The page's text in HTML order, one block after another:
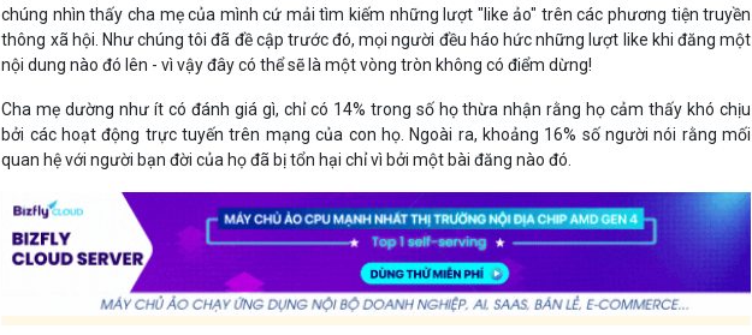
chúng nhìn thấy cha mẹ của mình cứ mải tìm kiếm những lượt "like ảo" trên các phương tiện truyền
thông xã hội. Như chúng tôi đã đề cập trước đó, mọi người đều háo hức những lượt like khi đăng một
nội dung nào đó lên - vì vậy đây có thể sẽ là một vòng tròn không có điểm dừng!
Cha mẹ dường như ít có đánh giá gì, chỉ có 14% trong số họ thừa nhận rằng họ cảm thấy khó chịu
bởi các hoạt động trực tuyến trên mạng của con họ. Ngoài ra, khoảng 16% số người nói rằng mối
quan hệ với người bạn đời của họ đã bị tổn hại chỉ vì bởi một bài đăng nào đó.